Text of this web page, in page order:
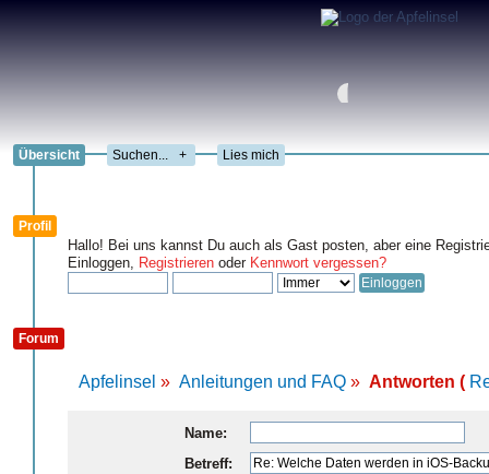
Übersicht + Lies mich
Profil
Hallo! Bei uns kannst Du auch als Gast posten, aber eine
Einloggen, Registrieren oder Kennwort vergessen?
Forum
Apfelinsel » Anleitungen und FAQ » Antworten (
Name:
Betreff: